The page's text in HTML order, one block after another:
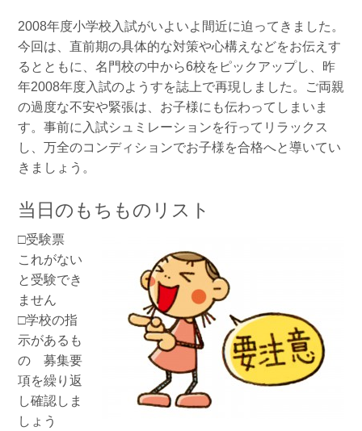
2008年度小学校入試がいよいよ間近に迫ってきました。
今回は、直前期の具体的な対策や心構えなどをお伝えす
るとともに、名門校の中から6校をピックアップし、昨
年2008年度入試のようすを誌上で再現しました。ご両親
の過度な不安や緊張は、お子様にも伝わってしまいま
す。事前に入試シュミレーションを行ってリラックス
し、万全のコンディションでお子様を合格へと導いてい
きましょう。
当日のもちものリスト
□受験票
これがない
と受験でき
ません
□学校の指
示があるも
の 募集要
項を繰り返
し確認しま
しょう